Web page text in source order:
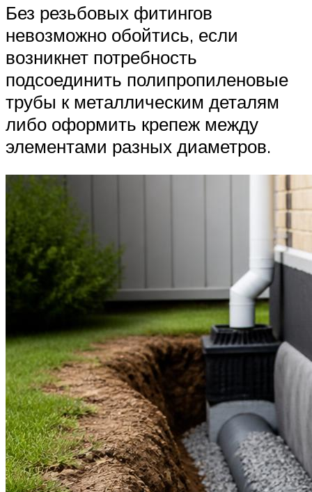
Без резьбовых фитингов
невозможно обойтись, если
возникнет потребность
подсоединить полипропиленовые
трубы к металлическим деталям
либо оформить крепеж между
элементами разных диаметров.